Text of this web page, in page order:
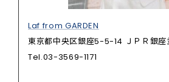
Laf from GARDEN
東京都中央区銀座5-5-14 ＪＰＲ銀座
Tel.03-3569-1171